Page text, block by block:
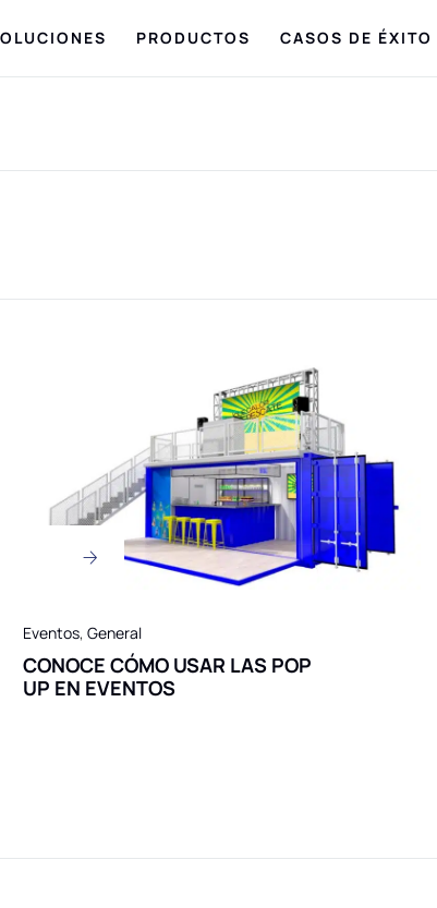
PRODUCTOS CASOS DE ÉXITO
Eventos, General
CONOCE CÓMO USAR LAS POP
UP EN EVENTOS